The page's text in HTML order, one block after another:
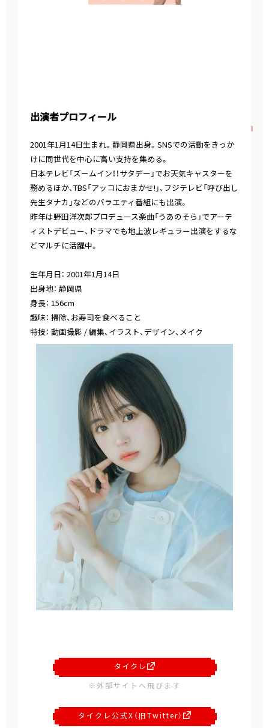
出演者プロフィール
2001年1月14日生まれ。静岡県出身。SNSでの活動をきっか
けに同世代を中心に高い支持を集める。
日本テレビ「ズームイン！！サタデー」でお天気キャスターを
務めるほか、TBS「アッコにおまかせ!」、フジテレビ「呼び出し
先生タナカ」などのバラエティ番組にも出演。
昨年は野田洋次郎プロデュース楽曲「うあのそら」でアーテ
ィストデビュー、ドラマでも地上波レギュラー出演をするな
どマルチに活躍中。
生年月日： 2001年1月14日
出身地： 静岡県
身長： 156cm
趣味： 掃除、お寿司を食べること
特技： 動画撮影 / 編集、イラスト、デザイン、メイク
タイクレ
※外部サイトへ飛びます
タイクレ公式X（旧Twitter）